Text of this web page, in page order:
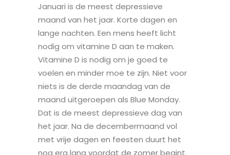
Januari is de meest depressieve
maand van het jaar. Korte dagen en
lange nachten. Een mens heeft licht
nodig om vitamine D aan te maken.
Vitamine D is nodig om je goed te
voelen en minder moe te zijn. Niet voor
niets is de derde maandag van de
maand uitgeroepen als Blue Monday.
Dat is de meest depressieve dag van
het jaar. Na de decembermaand vol
met vrije dagen en feesten duurt het
nog erg lang voordat de zomer begint.